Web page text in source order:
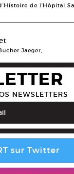
de l’Hôpital
Jaeger,
NEWSLETTERS
sur Twitter